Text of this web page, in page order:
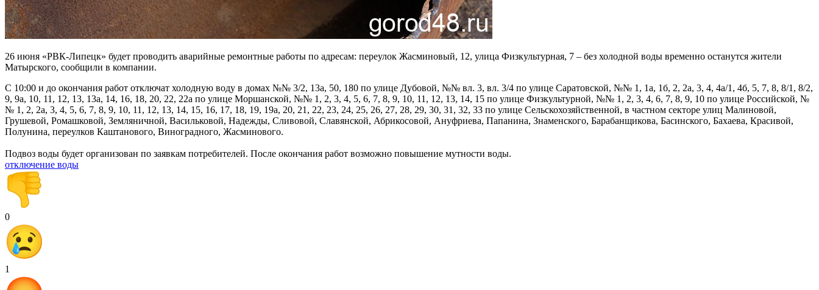
26 июня «РВК-Липецк» будет проводить аварийные ремонтные работы по адресам: переулок Жасминовый, 12, улица Физкультурная, 7 – без холодной воды временно останутся жители
Матырского, сообщили в компании.
С 10:00 и до окончания работ отключат холодную воду в домах №№ 3/2, 13а, 50, 180 по улице Дубовой, №№ вл. 3, вл. 3/4 по улице Саратовской, №№ 1, 1а, 1б, 2, 2а, 3, 4, 4а/1, 4б, 5, 7, 8, 8/1, 8/2,
9, 9а, 10, 11, 12, 13, 13а, 14, 16, 18, 20, 22, 22а по улице Моршанской, №№ 1, 2, 3, 4, 5, 6, 7, 8, 9, 10, 11, 12, 13, 14, 15 по улице Физкультурной, №№ 1, 2, 3, 4, 6, 7, 8, 9, 10 по улице Российской, №
№ 1, 2, 2а, 3, 4, 5, 6, 7, 8, 9, 10, 11, 12, 13, 14, 15, 16, 17, 18, 19, 19а, 20, 21, 22, 23, 24, 25, 26, 27, 28, 29, 30, 31, 32, 33 по улице Сельскохозяйственной, в частном секторе улиц Малиновой,
Грушевой, Ромашковой, Земляничной, Васильковой, Надежды, Сливовой, Славянской, Абрикосовой, Ануфриева, Папанина, Знаменского, Барабанщикова, Басинского, Бахаева, Красивой,
Полунина, переулков Каштанового, Виноградного, Жасминового.
Подвоз воды будет организован по заявкам потребителей. После окончания работ возможно повышение мутности воды.
отключение воды
0
1